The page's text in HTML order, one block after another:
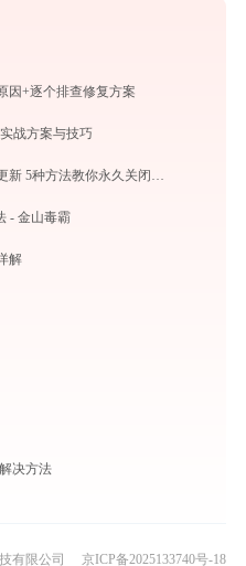
因+逐个排查修复方案
战方案与技巧
Win10如何彻底永久关闭自动更新 5种方法教你永久关闭win10自动更新
- 金山毒霸
解
决方法
有限公司 京ICP备2025133740号-18